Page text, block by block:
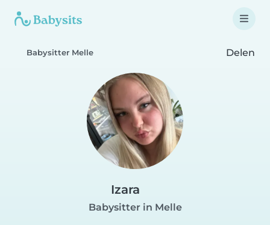
Babysitter Melle Delen
Izara
Babysitter in Melle